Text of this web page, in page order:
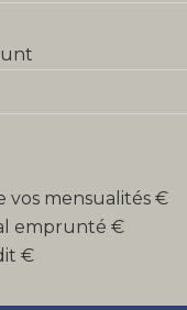
vos mensualités €
emprunté €
€